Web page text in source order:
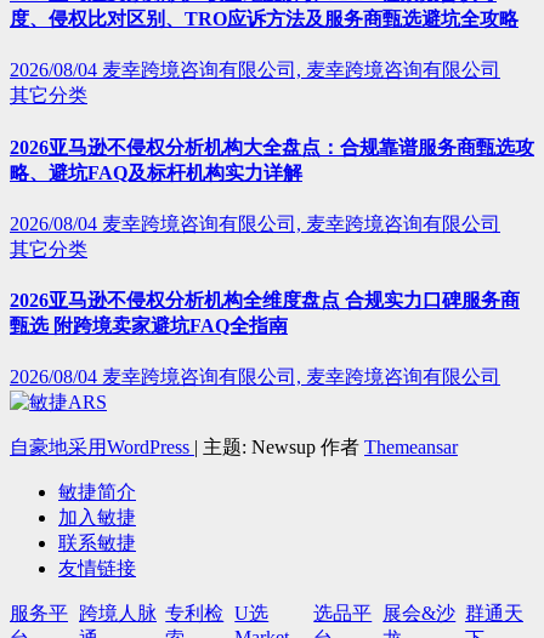
度、侵权比对区别、TRO应诉方法及服务商甄选避坑全攻略
2026/08/04 麦幸跨境咨询有限公司, 麦幸跨境咨询有限公司
其它分类
2026亚马逊不侵权分析机构大全盘点：合规靠谱服务商甄选攻
略、避坑FAQ及标杆机构实力详解
2026/08/04 麦幸跨境咨询有限公司, 麦幸跨境咨询有限公司
其它分类
2026亚马逊不侵权分析机构全维度盘点 合规实力口碑服务商
甄选 附跨境卖家避坑FAQ全指南
2026/08/04 麦幸跨境咨询有限公司, 麦幸跨境咨询有限公司
自豪地采用WordPress | 主题: Newsup 作者 Themeansar
敏捷简介
加入敏捷
联系敏捷
友情链接
服务平 跨境人脉 专利检
U选
选品平 展会&沙 群通天